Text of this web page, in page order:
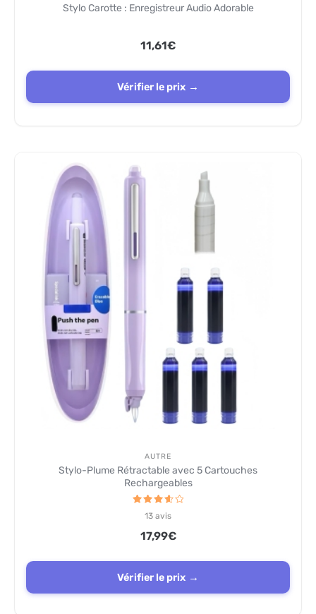
Stylo Carotte : Enregistreur Audio Adorable
11,61€
Vérifier le prix →
AUTRE
Stylo-Plume Rétractable avec 5 Cartouches
Rechargeables
Note
3.7
13 avis
17,99€
Vérifier le prix →